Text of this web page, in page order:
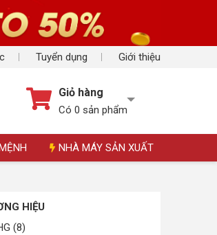
Tuyển dụng Giới thiệu
Giỏ hàng
Có 0 sản phẩm
NHÀ MÁY SẢN XUẤT
HIỆU
(8)